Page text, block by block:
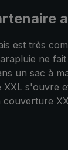
est très
ne fait
un sac à